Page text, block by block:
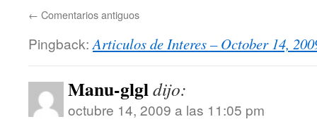
← Comentarios antiguos
Pingback: Articulos de Interes – October 14,
Manu-glgldijo:
octubre 14, 2009 a las 11:05 pm